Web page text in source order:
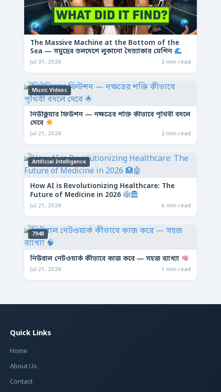
The Massive Machine at the Bottom of the
Sea — সমুদ্রের তলদেশে লুকানো দৈত্যাকার মেশিন
Jul 31, 2026 2 min read
Music Videos
নিউক্লিয়ার ফিউশন — নক্ষত্রের শক্তি কীভাবে পৃথিবী বদলে
দেবে
Jul 21, 2026 2 min read
Artificial Intelligence
How AI is Revolutionizing Healthcare: The
Future of Medicine in 2026
Jul 21, 2026 6 min read
7948
নিউরাল নেটওয়ার্ক কীভাবে কাজ করে — সহজ ব্যাখ্যা
Jul 21, 2026 1 min read
Quick Links
Home
About Us
Contact